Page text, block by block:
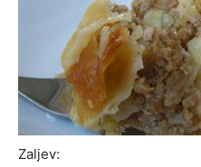
Zaljev: